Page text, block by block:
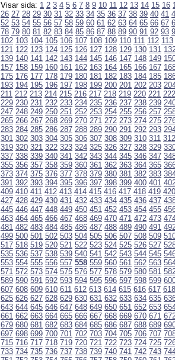
Visar sida: 1 2 3 4 5 6 7 8 9 10 11 12 13 14 15 16
26 27 28 29 30 31 32 33 34 35 36 37 38 39 40 41
52 53 54 55 56 57 58 59 60 61 62 63 64 65 66 67
78 79 80 81 82 83 84 85 86 87 88 89 90 91 92 93
102 103 104 105 106 107 108 109 110 111 112 113
121 122 123 124 125 126 127 128 129 130 131
139 140 141 142 143 144 145 146 147 148 149
157 158 159 160 161 162 163 164 165 166 167
175 176 177 178 179 180 181 182 183 184 185
193 194 195 196 197 198 199 200 201 202 203
211 212 213 214 215 216 217 218 219 220 221 222
229 230 231 232 233 234 235 236 237 238 239
247 248 249 250 251 252 253 254 255 256 257
265 266 267 268 269 270 271 272 273 274 275
283 284 285 286 287 288 289 290 291 292 293
301 302 303 304 305 306 307 308 309 310 311 312
319 320 321 322 323 324 325 326 327 328 329
337 338 339 340 341 342 343 344 345 346 347
355 356 357 358 359 360 361 362 363 364 365
373 374 375 376 377 378 379 380 381 382 383
391 392 393 394 395 396 397 398 399 400 401
409 410 411 412 413 414 415 416 417 418 419 420
427 428 429 430 431 432 433 434 435 436 437
445 446 447 448 449 450 451 452 453 454 455
463 464 465 466 467 468 469 470 471 472 473
481 482 483 484 485 486 487 488 489 490 491
499 500 501 502 503 504 505 506 507 508 509
517 518 519 520 521 522 523 524 525 526 527
535 536 537 538 539 540 541 542 543 544 545
553 554 555 556 557 558 559 560 561 562 563
571 572 573 574 575 576 577 578 579 580 581
589 590 591 592 593 594 595 596 597 598 599
607 608 609 610 611 612 613 614 615 616 617 618
625 626 627 628 629 630 631 632 633 634 635
643 644 645 646 647 648 649 650 651 652 653
661 662 663 664 665 666 667 668 669 670 671
679 680 681 682 683 684 685 686 687 688 689
697 698 699 700 701 702 703 704 705 706 707
715 716 717 718 719 720 721 722 723 724 725
733 734 735 736 737 738 739 740 741 742 743